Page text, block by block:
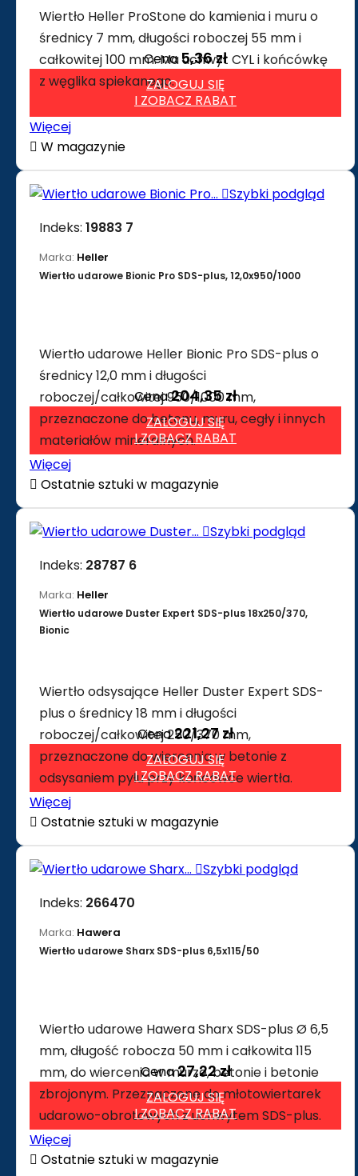
Wiertło Heller ProStone do kamienia i muru o
średnicy 7 mm, długości roboczej 55 mm i
całkowitej 100 mm. Ma uchwyt CYL i końcówkę
z węglika spiekanego.
Cena 5,36 zł
ZALOGUJ SIĘ
I ZOBACZ RABAT
Więcej
 W magazynie
Szybki podgląd
Indeks: 19883 7
Marka: Heller
Wiertło udarowe Bionic Pro SDS-plus, 12,0x950/1000
Wiertło udarowe Heller Bionic Pro SDS-plus o
średnicy 12,0 mm i długości
roboczej/całkowitej 950/1000 mm,
przeznaczone do betonu, muru, cegły i innych
materiałów mineralnych.
Cena204,35 zł
ZALOGUJ SIĘ
I ZOBACZ RABAT
Więcej
 Ostatnie sztuki w magazynie
Szybki podgląd
Indeks: 28787 6
Marka: Heller
Wiertło udarowe Duster Expert SDS-plus 18x250/370,
Bionic
Wiertło odsysające Heller Duster Expert SDS-
plus o średnicy 18 mm i długości
roboczej/całkowitej 250/370 mm,
przeznaczone do wiercenia w betonie z
odsysaniem pyłu przy końcówce wiertła.
Cena 221,27 zł
ZALOGUJ SIĘ
I ZOBACZ RABAT
Więcej
 Ostatnie sztuki w magazynie
Szybki podgląd
Indeks: 266470
Marka: Hawera
Wiertło udarowe Sharx SDS-plus 6,5x115/50
Wiertło udarowe Hawera Sharx SDS-plus Ø 6,5
mm, długość robocza 50 mm i całkowita 115
mm, do wiercenia w murze, betonie i betonie
zbrojonym. Przeznaczone do młotowiertarek
udarowo-obrotowych z uchwytem SDS-plus.
Cena27,22 zł
ZALOGUJ SIĘ
I ZOBACZ RABAT
Więcej
 Ostatnie sztuki w magazynie